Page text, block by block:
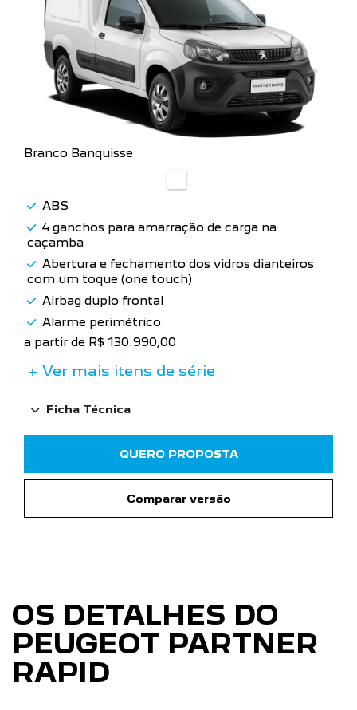
a partir de R$ 130.990,00
Branco Banquisse
ABS
4 ganchos para amarração de carga na
caçamba
Abertura e fechamento dos vidros dianteiros
com um toque (one touch)
Airbag duplo frontal
a partir de R$ 130.990,00
Ficha Técnica
OS DETALHES DO